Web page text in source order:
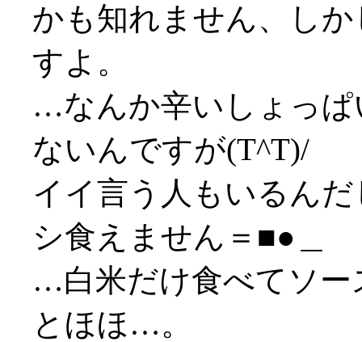
かも知れません、し
すよ。
…なんか辛いしょっぱ
ないんですが(T^T)/
イイ言う人もいるん
シ食えません＝■●＿
…白米だけ食べてソー
とほほ…。